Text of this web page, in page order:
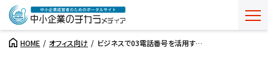
HOME オフィス向け ビジネスで03電話番号を活用す…